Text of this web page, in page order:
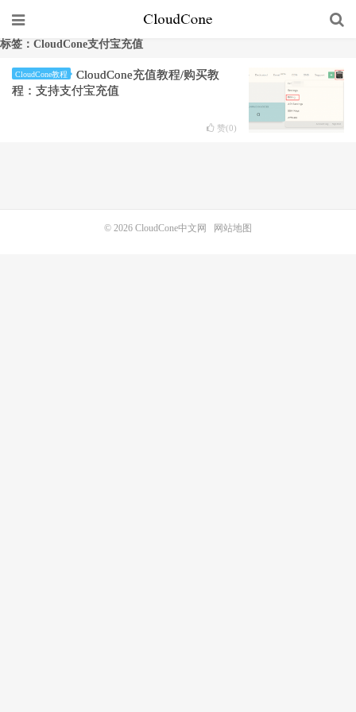
标签：CloudCone支付宝充值
CloudCone教程
CloudCone充值教程/购买教
程：支持支付宝充值
赞(0)
© 2026 CloudCone中文网 网站地图